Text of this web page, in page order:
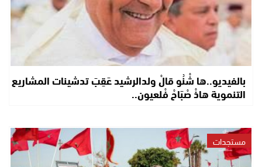
بالفيديو..ها شْنُو قالْ ولدالرشيد عَقِبَ تدشينات المشاريع
التنموية هاذْ صْبَاحْ فْلعيون..
مستجدات